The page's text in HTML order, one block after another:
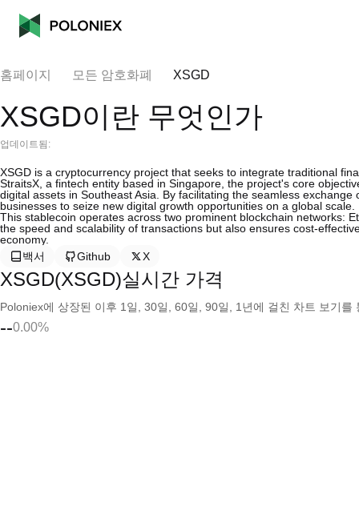
홈페이지 모든 암호화폐 XSGD
XSGD이란 무엇인가
업데이트됨:
XSGD is a cryptocurrency project that seeks to integrate traditional
StraitsX, a fintech entity based in Singapore, the project's core
digital assets in Southeast Asia. By facilitating the seamless
businesses to seize new digital growth opportunities on a global scale.
This stablecoin operates across two prominent blockchain networks:
the speed and scalability of transactions but also ensures cost-
economy.
백서
Github X
XSGD(XSGD)실시간 가격
Poloniex에 상장된 이후 1일, 30일, 60일, 90일, 1년에 걸친 차트 보기
--0.00%